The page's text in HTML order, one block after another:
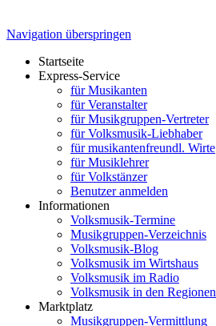
Navigation überspringen
Startseite
Express-Service
für Musikanten
für Veranstalter
für Musikgruppen-Vertreter
für Volksmusik-Liebhaber
für musikantenfreundl. Wirte
für Musiklehrer
für Volkstänzer
Benutzer anmelden
Informationen
Volksmusik-Termine
Musikgruppen-Verzeichnis
Volksmusik-Blog
Volksmusik im Wirtshaus
Volksmusik im Radio
Volksmusik in den Regionen
Marktplatz
Musikgruppen-Vermittlung